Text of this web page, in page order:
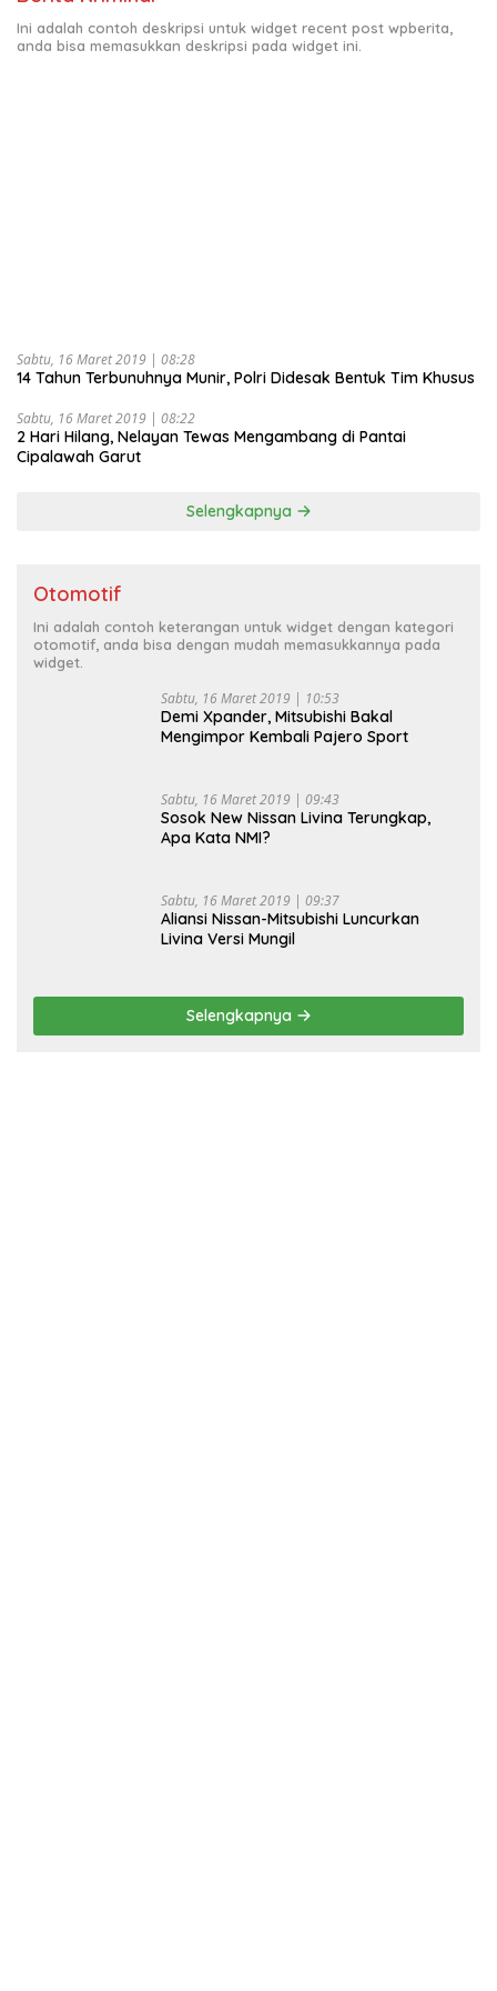
Ini adalah contoh deskripsi untuk widget recent post wpberita,
anda bisa memasukkan deskripsi pada widget ini.
Sabtu, 16 Maret 2019 | 08:28
14 Tahun Terbunuhnya Munir, Polri Didesak Bentuk Tim Khusus
Sabtu, 16 Maret 2019 | 08:22
2 Hari Hilang, Nelayan Tewas Mengambang di Pantai
Cipalawah Garut
Selengkapnya
Otomotif
Ini adalah contoh keterangan untuk widget dengan kategori
otomotif, anda bisa dengan mudah memasukkannya pada
widget.
Sabtu, 16 Maret 2019 | 10:53
Demi Xpander, Mitsubishi Bakal
Mengimpor Kembali Pajero Sport
Sabtu, 16 Maret 2019 | 09:43
Sosok New Nissan Livina Terungkap,
Apa Kata NMI?
Sabtu, 16 Maret 2019 | 09:37
Aliansi Nissan-Mitsubishi Luncurkan
Livina Versi Mungil
Selengkapnya